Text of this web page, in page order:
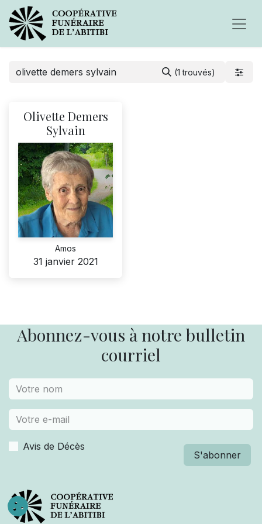
(1 trouvés)
Olivette Demers
Sylvain
Amos
31 janvier 2021
Abonnez-vous à notre bulletin
courriel
Avis de Décès
S'abonner